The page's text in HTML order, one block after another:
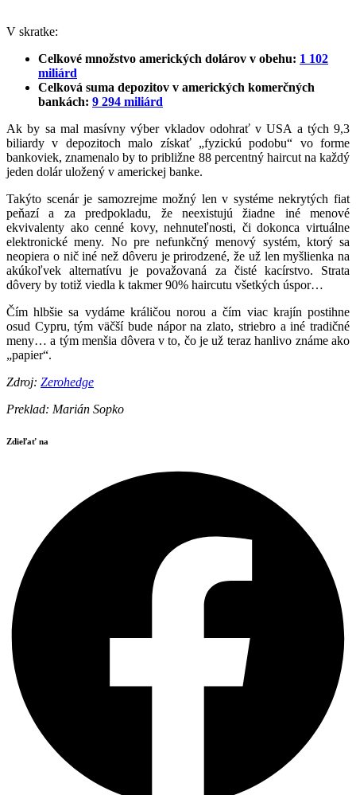
V skratke:
Celkové množstvo amerických dolárov v obehu: 1 102
miliárd
Celková suma depozitov v amerických komerčných
bankách: 9 294 miliárd
Ak by sa mal masívny výber vkladov odohrať v USA a tých 9,3
biliardy v depozitoch malo získať „fyzickú podobu“ vo forme
bankoviek, znamenalo by to približne 88 percentný haircut na každý
jeden dolár uložený v americkej banke.
Takýto scenár je samozrejme možný len v systéme nekrytých fiat
peňazí a za predpokladu, že neexistujú žiadne iné menové
ekvivalenty ako cenné kovy, nehnuteľnosti, či dokonca virtuálne
elektronické meny. No pre nefunkčný menový systém, ktorý sa
neopiera o nič iné než dôveru je prirodzené, že už len myšlienka na
akúkoľvek alternatívu je považovaná za čisté kacírstvo. Strata
dôvery by totiž viedla k takmer 90% haircutu všetkých úspor…
Čím hlbšie sa vydáme králičou norou a čím viac krajín postihne
osud Cypru, tým väčší bude nápor na zlato, striebro a iné tradičné
meny… a tým menšia dôvera v to, čo je už teraz hanlivo známe ako
„papier“.
Zdroj: Zerohedge
Preklad: Marián Sopko
Zdieľať na